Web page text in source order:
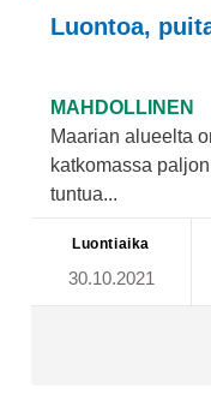
Luontoa,
MAHDOLLINEN
Maarian alueelta
katkomassa
tuntua...
Luontiaika
30.10.2021